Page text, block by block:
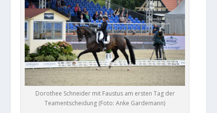
Dorothee Schneider mit Faustus am ersten Tag der
Teamentscheidung (Foto: Anke Gardemann)